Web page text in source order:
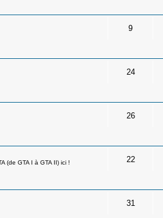
9
24
26
(de GTA I à GTA II) ici ! 22
31